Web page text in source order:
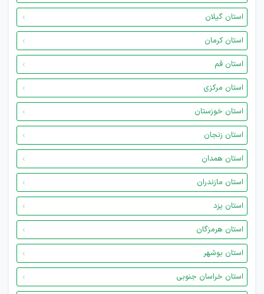
استان گیلان
استان کرمان
استان قم
استان مرکزی
استان خوزستان
استان زنجان
استان همدان
استان مازندران
استان یزد
استان هرمزگان
استان بوشهر
استان خراسان جنوبی